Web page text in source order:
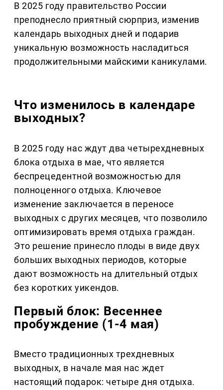
В 2025 году правительство России
преподнесло приятный сюрприз, изменив
календарь выходных дней и подарив
уникальную возможность насладиться
продолжительными майскими каникулами.
Что изменилось в календаре
выходных?
В 2025 году нас ждут два четырехдневных
блока отдыха в мае, что является
беспрецедентной возможностью для
полноценного отдыха. Ключевое
изменение заключается в переносе
выходных с других месяцев, что позволило
оптимизировать время отдыха граждан.
Это решение принесло плоды в виде двух
больших выходных периодов, которые
дают возможность на длительный отдых
без коротких уикендов.
Первый блок: Весеннее
пробуждение (1-4 мая)
Вместо традиционных трехдневных
выходных, в начале мая нас ждет
настоящий подарок: четыре дня отдыха.